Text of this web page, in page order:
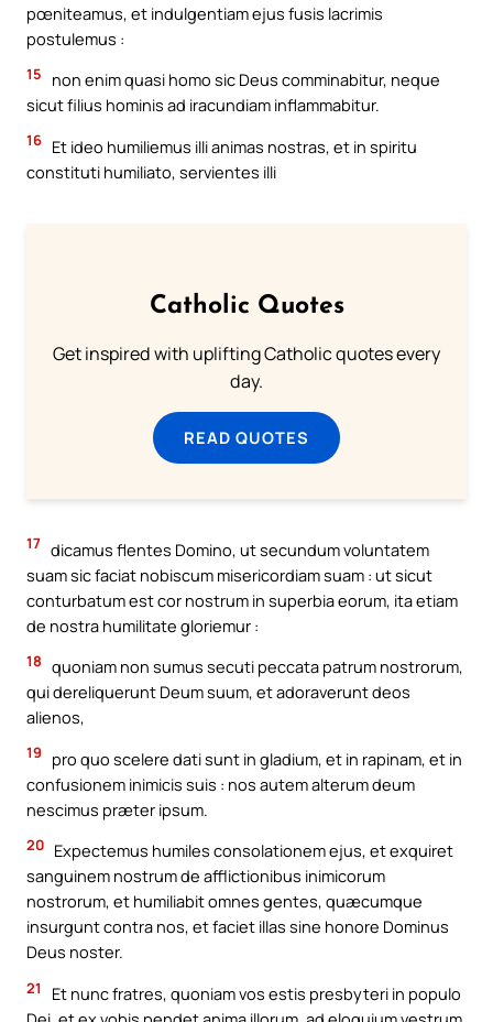
pœniteamus, et indulgentiam ejus fusis lacrimis
postulemus :
15
non enim quasi homo sic Deus comminabitur, neque
sicut filius hominis ad iracundiam inflammabitur.
16 Et ideo humiliemus illi animas nostras, et in spiritu
constituti humiliato, servientes illi
Catholic Quotes
Get inspired with uplifting Catholic quotes every
day.
READ QUOTES
17 dicamus flentes Domino, ut secundum voluntatem
suam sic faciat nobiscum misericordiam suam : ut sicut
conturbatum est cor nostrum in superbia eorum, ita etiam
de nostra humilitate gloriemur :
18 quoniam non sumus secuti peccata patrum nostrorum,
qui dereliquerunt Deum suum, et adoraverunt deos
alienos,
19
pro quo scelere dati sunt in gladium, et in rapinam, et in
confusionem inimicis suis : nos autem alterum deum
nescimus præter ipsum.
20 Expectemus humiles consolationem ejus, et exquiret
sanguinem nostrum de afflictionibus inimicorum
nostrorum, et humiliabit omnes gentes, quæcumque
insurgunt contra nos, et faciet illas sine honore Dominus
Deus noster.
21
Et nunc fratres, quoniam vos estis presbyteri in populo